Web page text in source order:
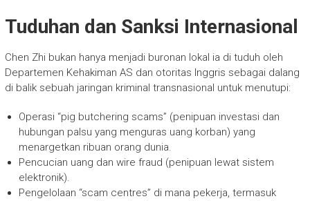
Tuduhan dan Sanksi Internasional
Chen Zhi bukan hanya menjadi buronan lokal ia di tuduh oleh
Departemen Kehakiman AS dan otoritas Inggris sebagai dalang
di balik sebuah jaringan kriminal transnasional untuk menutupi:
Operasi “pig butchering scams” (penipuan investasi dan
hubungan palsu yang menguras uang korban) yang
menargetkan ribuan orang dunia.
Pencucian uang dan wire fraud (penipuan lewat sistem
elektronik).
Pengelolaan “scam centres” di mana pekerja, termasuk